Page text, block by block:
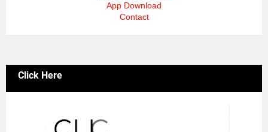
App Download
Contact
Click Here